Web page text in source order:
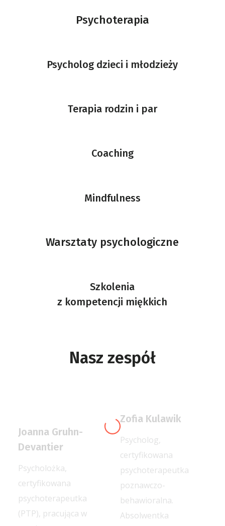
Psychoterapia
Psycholog dzieci i młodzieży
Terapia rodzin i par
Coaching
Mindfulness
Warsztaty psychologiczne
Szkolenia
z kompetencji miękkich
Nasz zespół
Joanna Gruhn-
Devantier
Psycholożka,
certyfikowana
psychoterapeutka
(PTP), pracująca w
Zofia Kulawik
Psycholog,
certyfikowana
psychoterapeutka
poznawczo-
behawioralna.
Absolwentka